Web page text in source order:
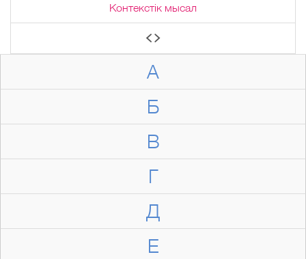
А
Б
В
Г
Д
Е
Контекстік мысал